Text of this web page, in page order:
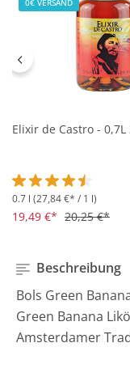
Elixir de Castro - 0,7L
Durchschnittliche
0.7 l (27,84 €* / 1 l)
19,49 €* 20,25 €*
Beschreibung
Bols Green
Green Banana
Amsterdamer